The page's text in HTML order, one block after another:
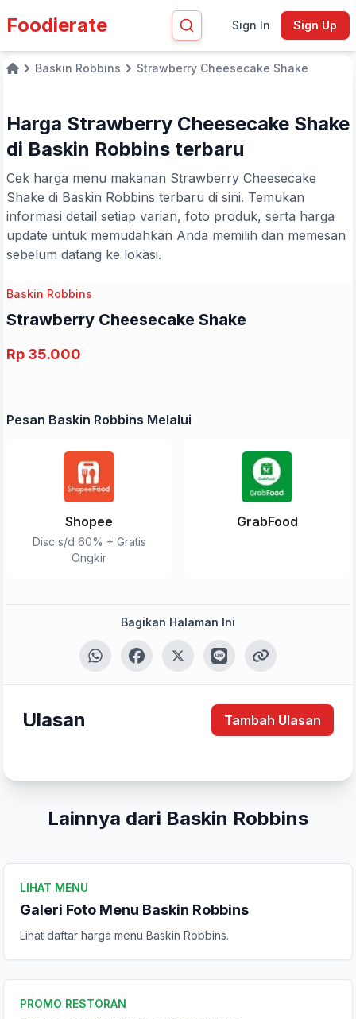
Foodierate Sign In Sign Up
HomeBaskin Robbins Strawberry Cheesecake Shake
Harga Strawberry Cheesecake Shake
di Baskin Robbins terbaru
Cek harga menu makanan Strawberry Cheesecake
Shake di Baskin Robbins terbaru di sini. Temukan
informasi detail setiap varian, foto produk, serta harga
update untuk memudahkan Anda memilih dan memesan
sebelum datang ke lokasi.
Baskin Robbins
Strawberry Cheesecake Shake
Rp 35.000
Pesan Baskin Robbins Melalui
Shopee
Disc s/d 60% + Gratis
Ongkir
GrabFood
Bagikan Halaman Ini
Ulasan Tambah Ulasan
Lainnya dari Baskin Robbins
LIHAT MENU
Galeri Foto Menu Baskin Robbins
Lihat daftar harga menu Baskin Robbins.
PROMO RESTORAN